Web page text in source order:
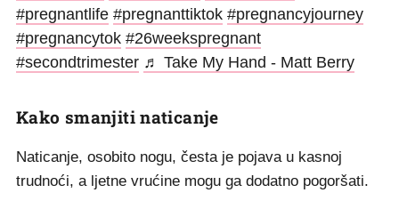
#pregnantlife #pregnanttiktok #pregnancyjourney
#pregnancytok #26weekspregnant
#secondtrimester ♬ Take My Hand - Matt Berry
Kako smanjiti naticanje
Naticanje, osobito nogu, česta je pojava u kasnoj
trudnoći, a ljetne vrućine mogu ga dodatno pogoršati.